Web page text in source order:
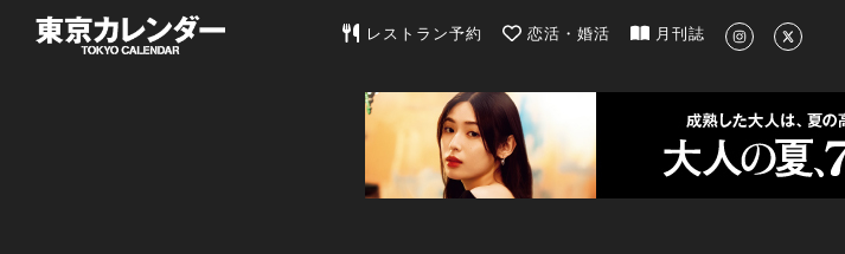
東京カレンダー | 最新のグルメ、洗練されたライフスタイル情報
レストラン予約 恋活・婚活 月刊誌